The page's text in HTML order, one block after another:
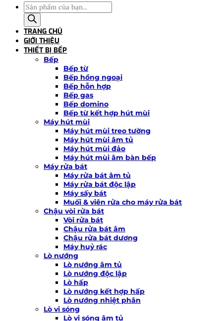
Tìm
kiếm
sản
phẩm
TRANG CHỦ
GIỚI THIỆU
THIẾT BỊ BẾP
Bếp
Bếp từ
Bếp hồng ngoại
Bếp hỗn hợp
Bếp gas
Bếp domino
Bếp từ kết hợp hút mùi
Máy hút mùi
Máy hút mùi treo tường
Máy hút mùi âm tủ
Máy hút mùi đảo
Máy hút mùi âm bàn bếp
Máy rửa bát
Máy rửa bát âm tủ
Máy rửa bát độc lập
Máy sấy bát
Muối & viên rửa cho máy rửa bát
Chậu vòi rửa bát
Vòi rửa bát
Chậu rửa bát âm
Chậu rửa bát dương
Máy huỷ rác
Lò nướng
Lò nướng âm tủ
Lò nướng độc lập
Lò hấp
Lò nướng kết hợp hấp
Lò nướng nhiệt phân
Lò vi sóng
Lò vi sóng âm tủ